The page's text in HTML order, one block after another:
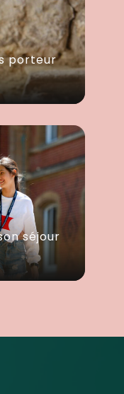
porteur
séjour